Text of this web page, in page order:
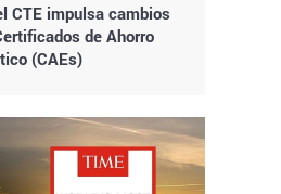
CTE impulsa cambios
de Ahorro
(CAEs)